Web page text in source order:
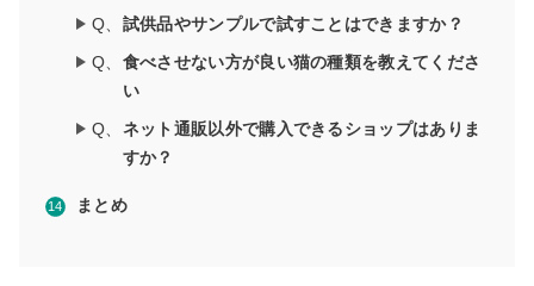
Q、 試供品やサンプルで試すことはできますか？
Q、 食べさせない方が良い猫の種類を教えてくださ
い
Q、 ネット通販以外で購入できるショップはありま
すか？
まとめ